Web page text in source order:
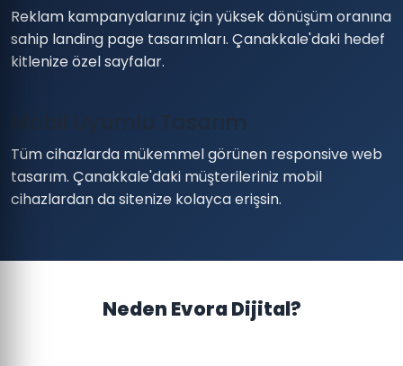
Reklam kampanyalarınız için yüksek dönüşüm oranına
sahip landing page tasarımları. Çanakkale'daki hedef
kitlenize özel sayfalar.
Mobil Uyumlu Tasarım
Tüm cihazlarda mükemmel görünen responsive web
tasarım. Çanakkale'daki müşterileriniz mobil
cihazlardan da sitenize kolayca erişsin.
Neden Evora Dijital?